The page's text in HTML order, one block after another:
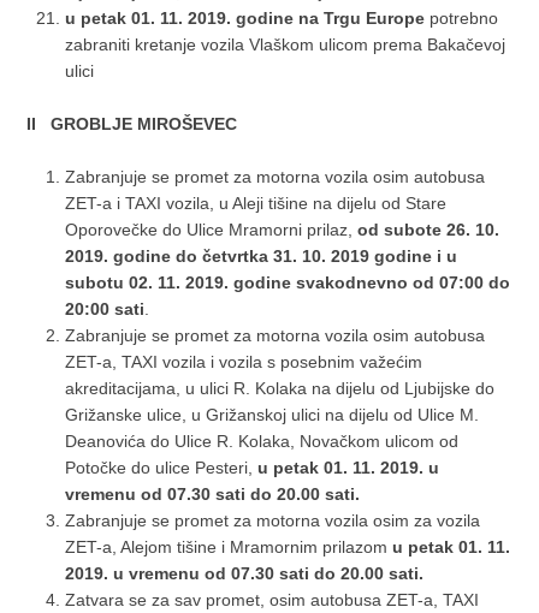
u petak 01. 11. 2019. godine na Trgu Europe potrebno
zabraniti kretanje vozila Vlaškom ulicom prema Bakačevoj
ulici
II GROBLJE MIROŠEVEC
Zabranjuje se promet za motorna vozila osim autobusa
ZET-a i TAXI vozila, u Aleji tišine na dijelu od Stare
Oporovečke do Ulice Mramorni prilaz,od subote 26. 10.
2019. godine do četvrtka 31. 10. 2019 godine i u
subotu 02. 11. 2019. godine svakodnevno od 07:00 do
20:00 sati
Zabranjuje se promet za motorna vozila osim autobusa
ZET-a, TAXI vozila i vozila s posebnim važećim
akreditacijama, u ulici R. Kolaka na dijelu od Ljubijske do
Grižanske ulice, u Grižanskoj ulici na dijelu od Ulice M.
Deanovića do Ulice R. Kolaka, Novačkom ulicom od
Potočke do ulice Pesteri,u petak 01. 11. 2019. u
vremenu od 07.30 sati do 20.00 sati.
Zabranjuje se promet za motorna vozila osim za vozila
ZET-a, Alejom tišine i Mramornim prilazomu petak 01. 11.
2019. u vremenu od 07.30 sati do 20.00 sati.
Zatvara se za sav promet, osim autobusa ZET-a, TAXI